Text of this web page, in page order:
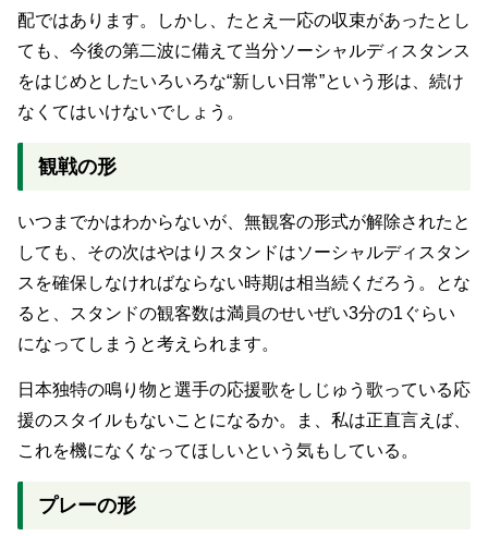
配ではあります。しかし、たとえ一応の収束があったとし
ても、今後の第二波に備えて当分ソーシャルディスタンス
をはじめとしたいろいろな“新しい日常”という形は、続け
なくてはいけないでしょう。
観戦の形
いつまでかはわからないが、無観客の形式が解除されたと
しても、その次はやはりスタンドはソーシャルディスタン
スを確保しなければならない時期は相当続くだろう。とな
ると、スタンドの観客数は満員のせいぜい3分の1ぐらい
になってしまうと考えられます。
日本独特の鳴り物と選手の応援歌をしじゅう歌っている応
援のスタイルもないことになるか。ま、私は正直言えば、
これを機になくなってほしいという気もしている。
プレーの形